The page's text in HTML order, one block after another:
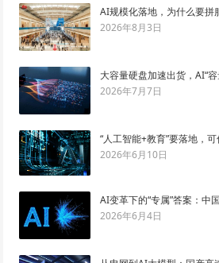
AI规模化落地，为什么要拼
2026年8月3日
大容量硬盘加速出货，AI“
2026年7月7日
“人工智能+教育”要落地，
2026年6月10日
AI变革下的“专属”答案：中
2026年6月4日